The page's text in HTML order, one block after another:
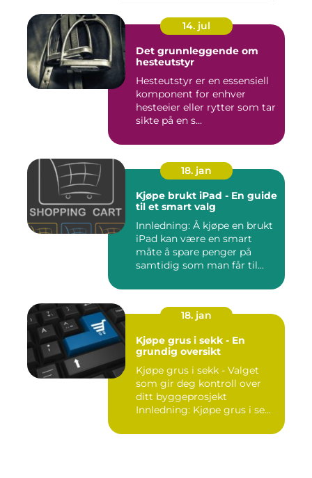
14. jul
Det grunnleggende om
hesteutstyr
Hesteutstyr er en essensiell
komponent for enhver
hesteeier eller rytter som tar
sikte på en s...
18. jan
Kjøpe brukt iPad - En guide
til et smart valg
Innledning: Å kjøpe en brukt
iPad kan være en smart
måte å spare penger på
samtidig som man får til...
18. jan
Kjøpe grus i sekk - En
grundig oversikt
Kjøpe grus i sekk - Valget
som gir deg kontroll over
ditt byggeprosjekt
Innledning: Kjøpe grus i se...